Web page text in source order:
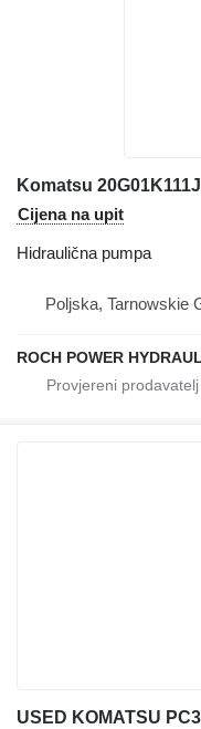
Cijena na upit
Hidraulična pumpa
Poljska, Tarnowskie
ROCH POWER